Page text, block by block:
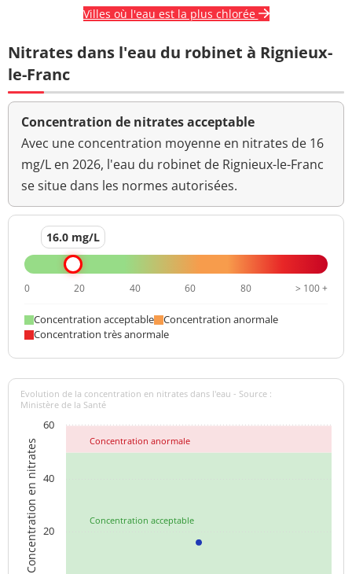
Villes où l'eau est la plus chlorée
Nitrates dans l'eau du robinet à Rignieux-
le-Franc
Concentration de nitrates acceptable
Avec une concentration moyenne en nitrates de 16
mg/L en 2026, l'eau du robinet de Rignieux-le-Franc
se situe dans les normes autorisées.
16.0 mg/L
0 20 40 60 80 > 100 +
Concentration acceptable
Concentration anormale
Concentration très anormale
Concentration acceptable
Concentration anormale
Concentration en nitrates
Evolution de la concentration en nitrates dans l'eau - Source :
Ministère de la Santé
20
40
60